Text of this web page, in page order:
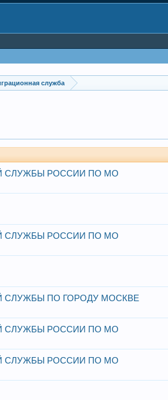
служба
СЛУЖБЫ РОССИИ ПО МО
СЛУЖБЫ РОССИИ ПО МО
СЛУЖБЫ ПО ГОРОДУ МОСКВЕ
СЛУЖБЫ РОССИИ ПО МО
СЛУЖБЫ РОССИИ ПО МО